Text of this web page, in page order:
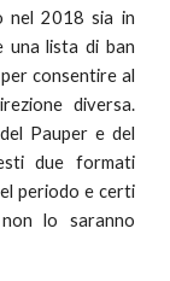
nel 2018 sia in
una lista di ban
consentire al
diversa.
Pauper e del
due formati
periodo e certi
lo saranno